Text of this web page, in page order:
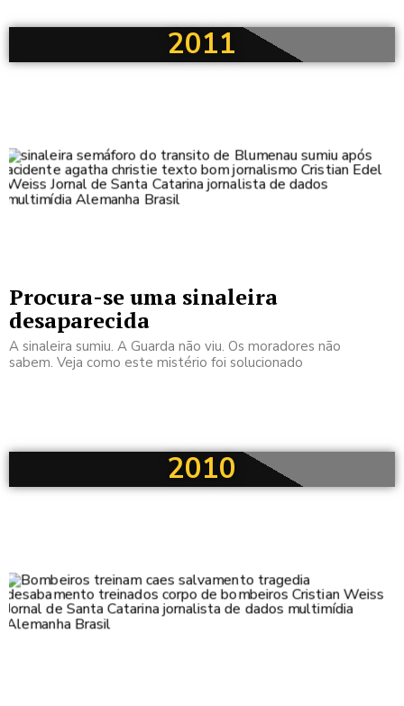
2011
Procura-se uma sinaleira
desaparecida
A sinaleira sumiu. A Guarda não viu. Os moradores não
sabem. Veja como este mistério foi solucionado
2010